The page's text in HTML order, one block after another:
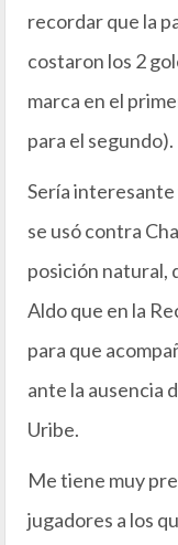
recordar que la
costaron los 2
marca en el
para el segundo).
Sería
se usó contra
posición natural,
Aldo que en la
para que
ante la ausencia
Uribe.
Me tiene muy
jugadores a los